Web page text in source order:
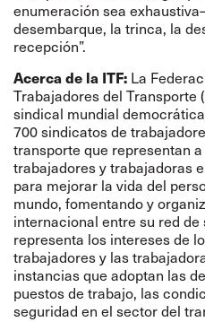
enumeración sea
desembarque, la trinca, la
recepción”.
Acerca de la ITF: La
Trabajadores del Transporte
sindical mundial
700 sindicatos de
transporte que representan
trabajadores y trabajadoras
para mejorar la vida del
mundo, fomentando y
internacional entre su red
representa los intereses de
trabajadores y las
instancias que adoptan las
puestos de trabajo, las
seguridad en el sector del